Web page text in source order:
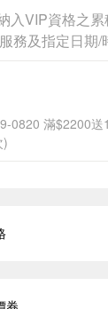
入VIP資格之
務及指定日期/
0820 滿$2200
)